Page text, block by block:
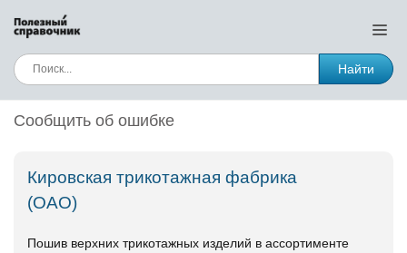
Найти
Сообщить об ошибке
Кировская трикотажная фабрика
(ОАО)
Пошив верхних трикотажных изделий в ассортименте